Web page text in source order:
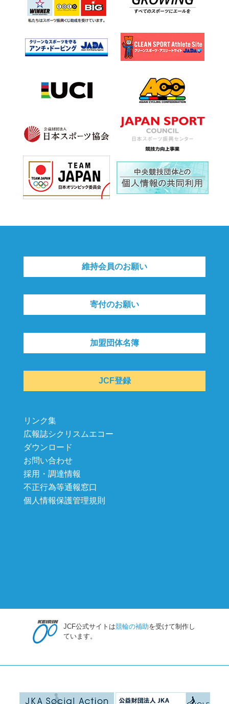
維持会員のお願い
寄付のお願い
加盟団体名簿
JCF登録
リンク集
広報誌シクリスムエコー
ダウンロード
お問い合わせ
採用・調達情報
不正行為等通報窓口
個人情報保護管理規則
JCF公式サイトは競輪の補助を受けて制作し
ています。